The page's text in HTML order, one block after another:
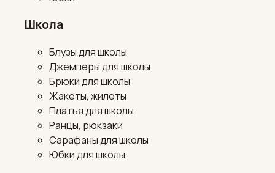
Школа
Блузы для школы
Джемперы для школы
Брюки для школы
Жакеты, жилеты
Платья для школы
Ранцы, рюкзаки
Сарафаны для школы
Юбки для школы